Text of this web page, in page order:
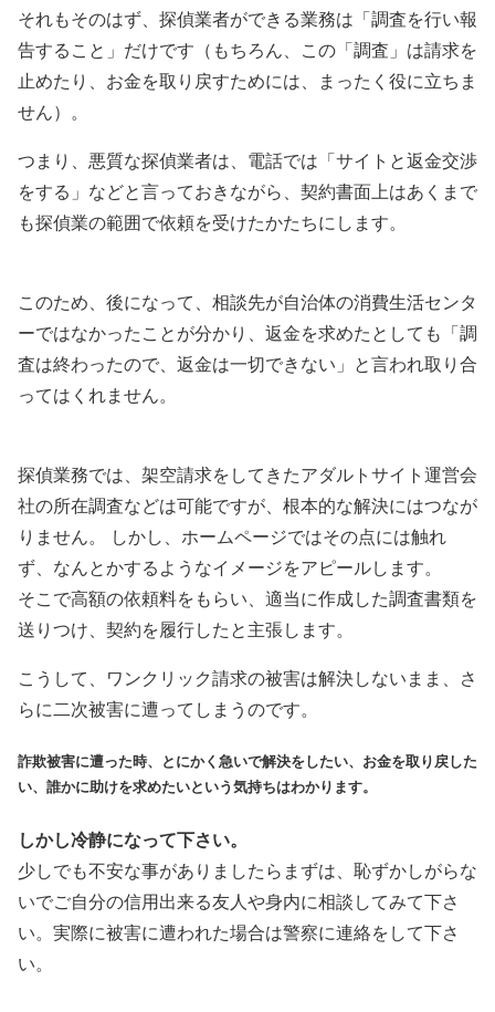
それもそのはず、探偵業者ができる業務は「調査を行い報
告すること」だけです（もちろん、この「調査」は請求を
止めたり、お金を取り戻すためには、まったく役に立ちま
せん）。
つまり、悪質な探偵業者は、電話では「サイトと返金交渉
をする」などと言っておきながら、契約書面上はあくまで
も探偵業の範囲で依頼を受けたかたちにします。
このため、後になって、相談先が自治体の消費生活センタ
ーではなかったことが分かり、返金を求めたとしても「調
査は終わったので、返金は一切できない」と言われ取り合
ってはくれません。
探偵業務では、架空請求をしてきたアダルトサイト運営会
社の所在調査などは可能ですが、根本的な解決にはつなが
りません。 しかし、ホームページではその点には触れ
ず、なんとかするようなイメージをアピールします。
そこで高額の依頼料をもらい、適当に作成した調査書類を
送りつけ、契約を履行したと主張します。
こうして、ワンクリック請求の被害は解決しないまま、さ
らに二次被害に遭ってしまうのです。
詐欺被害に遭った時、とにかく急いで解決をしたい、お金を取り戻した
い、誰かに助けを求めたいという気持ちはわかります。
しかし冷静になって下さい。
少しでも不安な事がありましたらまずは、恥ずかしがらな
いでご自分の信用出来る友人や身内に相談してみて下さ
い。実際に被害に遭われた場合は警察に連絡をして下さ
い。